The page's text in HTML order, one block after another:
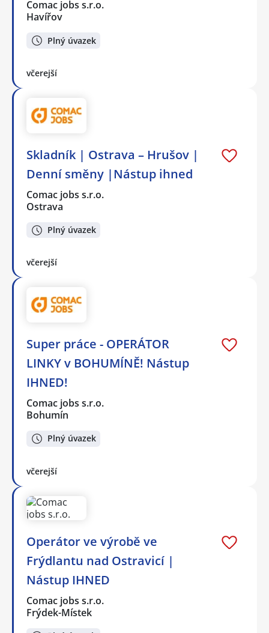
Comac jobs s.r.o.
Havířov
Plný úvazek
včerejší
Skladník | Ostrava – Hrušov |
Denní směny |Nástup ihned
Comac jobs s.r.o.
Ostrava
Plný úvazek
včerejší
Super práce - OPERÁTOR
LINKY v BOHUMÍNĚ! Nástup
IHNED!
Comac jobs s.r.o.
Bohumín
Plný úvazek
včerejší
Operátor ve výrobě ve
Frýdlantu nad Ostravicí |
Nástup IHNED
Comac jobs s.r.o.
Frýdek-Místek